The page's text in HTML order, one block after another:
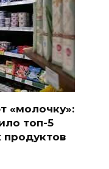
«молочку»:
топ-5